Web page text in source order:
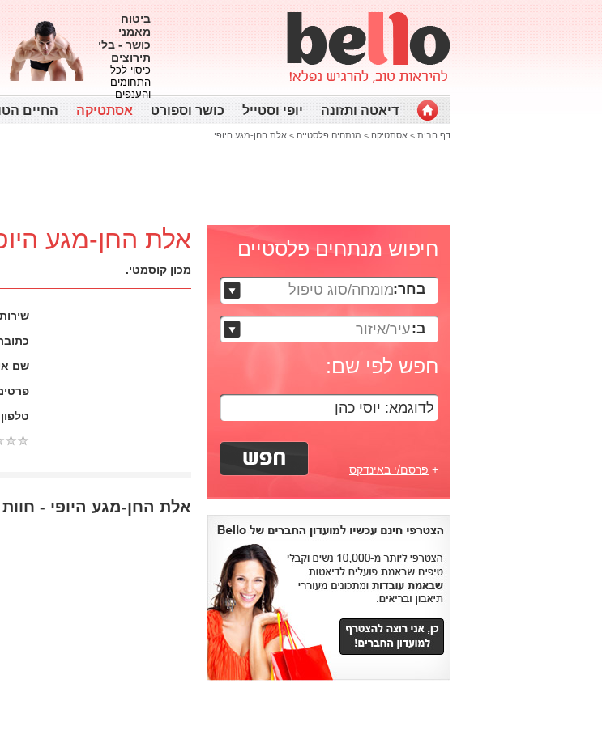
ביטוח
מאמני
כושר - בלי
תירוצים
כיסוי לכל
התחומים
והענפים
דיאטה ותזונה יופי וסטייל כושר וספורט אסתטיקה החיים
דף הבית > אסתטיקה > מנתחים פלסטיים > אלת החן-מגע היופי
חיפוש מנתחים פלסטיים
בחר:מומחה/סוג טיפול
ב:עיר/איזור
חפש לפי שם:
+ פרסם/י באינדקס
אלת החן-מגע
מכון קוסמטי.
שם
אלת החן-מגע היופי -